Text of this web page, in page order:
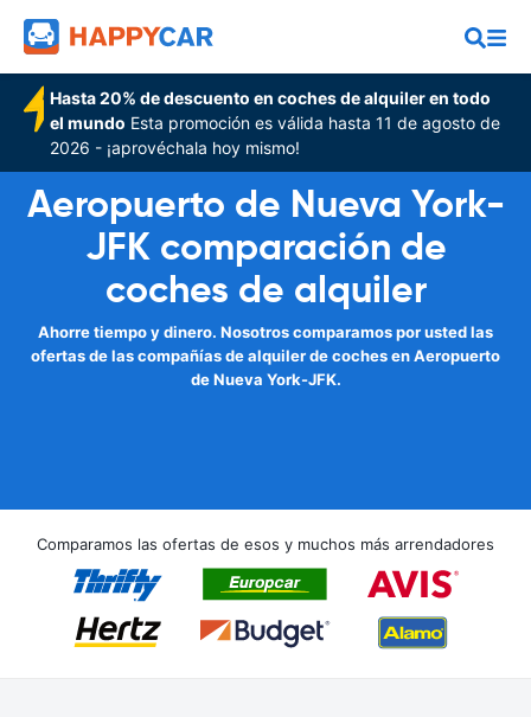
Hasta 20% de descuento en coches de alquiler en todo
el mundo Esta promoción es válida hasta 11 de agosto de
2026 - ¡aprovéchala hoy mismo!
Aeropuerto de Nueva York-
JFK comparación de
coches de alquiler
Ahorre tiempo y dinero. Nosotros comparamos por usted las
ofertas de las compañías de alquiler de coches en Aeropuerto
de Nueva York-JFK.
Comparamos las ofertas de esos y muchos más arrendadores